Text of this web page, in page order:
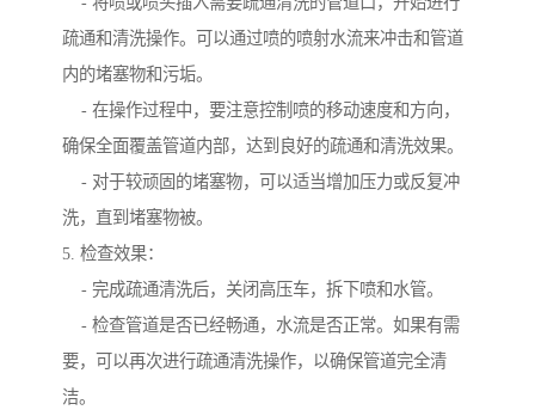
疏通和清洗操作。可以通过喷的喷射水流来冲击和管道
内的堵塞物和污垢。
- 在操作过程中，要注意控制喷的移动速度和方向，
确保全面覆盖管道内部，达到良好的疏通和清洗效果。
- 对于较顽固的堵塞物，可以适当增加压力或反复冲
洗，直到堵塞物被。
5. 检查效果：
- 完成疏通清洗后，关闭高压车，拆下喷和水管。
- 检查管道是否已经畅通，水流是否正常。如果有需
要，可以再次进行疏通清洗操作，以确保管道完全清
洁。